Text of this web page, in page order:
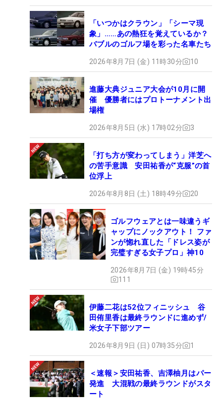
「いつかはクラウン」「シーマ現
象」……あの熱狂を覚えているか？
バブルのゴルフ場を彩った名車たち
2026年8月7日 (金) 11時30分 10
進藤大典ジュニア大会が10月に開
催 優勝者にはプロトーナメント出
場権
2026年8月5日 (水) 17時02分 3
「打ち方が変わってしまう」洋芝へ
の苦手意識 安田祐香が“克服”の首
位浮上
2026年8月8日 (土) 18時49分 20
ゴルフウェアとは一味違うギ
ャップにノックアウト！ ファ
ンが惚れ直した「ドレス姿が
完璧すぎる女子プロ」神10
2026年8月7日 (金) 19時45分
111
伊藤二花は52位フィニッシュ 谷
田侑里香は最終ラウンドに進めず/
米女子下部ツアー
2026年8月9日 (日) 07時35分 1
＜速報＞安田祐香、吉澤柚月はパー
発進 大混戦の最終ラウンドがスタ
ート